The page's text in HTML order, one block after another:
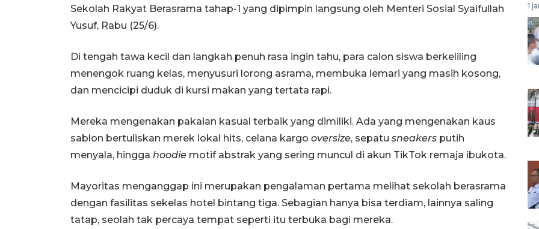
Sekolah Rakyat Berasrama tahap-1 yang dipimpin langsung oleh Menteri Sosial Syaifullah
Yusuf, Rabu (25/6).
Di tengah tawa kecil dan langkah penuh rasa ingin tahu, para calon siswa berkeliling
menengok ruang kelas, menyusuri lorong asrama, membuka lemari yang masih kosong,
dan mencicipi duduk di kursi makan yang tertata rapi.
Mereka mengenakan pakaian kasual terbaik yang dimiliki. Ada yang mengenakan kaus
sablon bertuliskan merek lokal hits, celana kargo oversize, sepatu sneakers putih
menyala, hingga hoodie motif abstrak yang sering muncul di akun TikTok remaja ibukota.
Mayoritas menganggap ini merupakan pengalaman pertama melihat sekolah berasrama
dengan fasilitas sekelas hotel bintang tiga. Sebagian hanya bisa terdiam, lainnya saling
tatap, seolah tak percaya tempat seperti itu terbuka bagi mereka.
1